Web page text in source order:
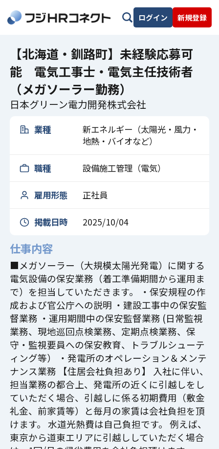
ログイン 新規登録
【北海道・釧路町】未経験応募可
能 電気工事士・電気主任技術者
（メガソーラー勤務）
日本グリーン電力開発株式会社
業種
新エネルギー（太陽光・風力・
地熱・バイオなど）
職種 設備施工管理（電気）
雇用形態 正社員
掲載日時 2025/10/04
仕事内容
■メガソーラー（大規模太陽光発電）に関する
電気設備の保安業務（着工準備期間から運用ま
で）を担当していただきます。 ・保安規程の作
成および官公庁への説明 ・建設工事中の保安監
督業務 ・運用期間中の保安監督業務 (日常監視
業務、現地巡回点検業務、定期点検業務、保
守・監視要員への保安教育、トラブルシューテ
ィング等） ・発電所のオペレーション＆メンテ
ナンス業務 【住居会社負担あり】 入社に伴い、
担当業務の都合上、発電所の近くに引越しをし
ていただく場合、引越しに係る初期費用（敷金
礼金、前家賃等）と毎月の家賃は会社負担を頂
けます。 水道光熱費は自己負担です。 例えば、
東京から道東エリアに引越ししていただく場合